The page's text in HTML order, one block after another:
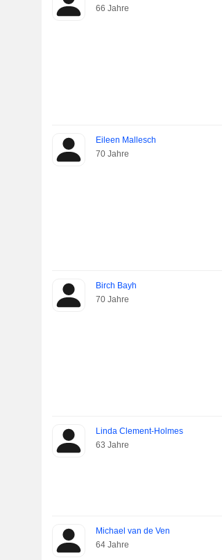
66 Jahre
Eileen Mallesch
70 Jahre
Birch Bayh
70 Jahre
Linda Clement-Holmes
63 Jahre
Michael van de Ven
64 Jahre